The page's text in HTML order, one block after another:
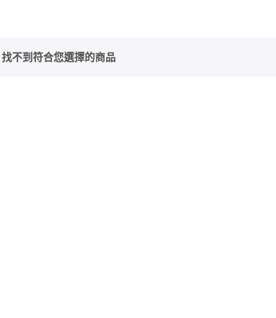
找不到符合您選擇的商品